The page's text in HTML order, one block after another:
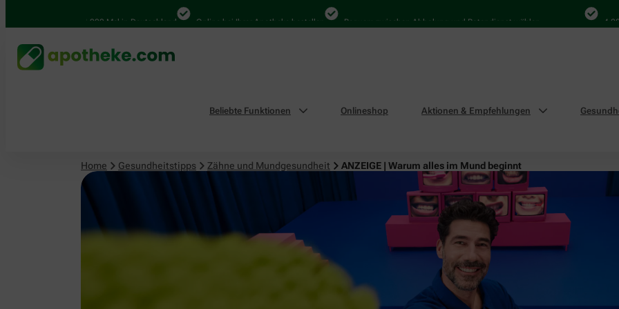
4.000 Mal in Deutschland Online bei Ihrer Apotheke bestellen Bequem zwischen Abholung und Botendienst wählen 4.000
Beliebte Funktionen Onlineshop Aktionen & Empfehlungen
Home Gesundheitstipps Zähne und Mundgesundheit ANZEIGE | Warum alles im Mund beginnt